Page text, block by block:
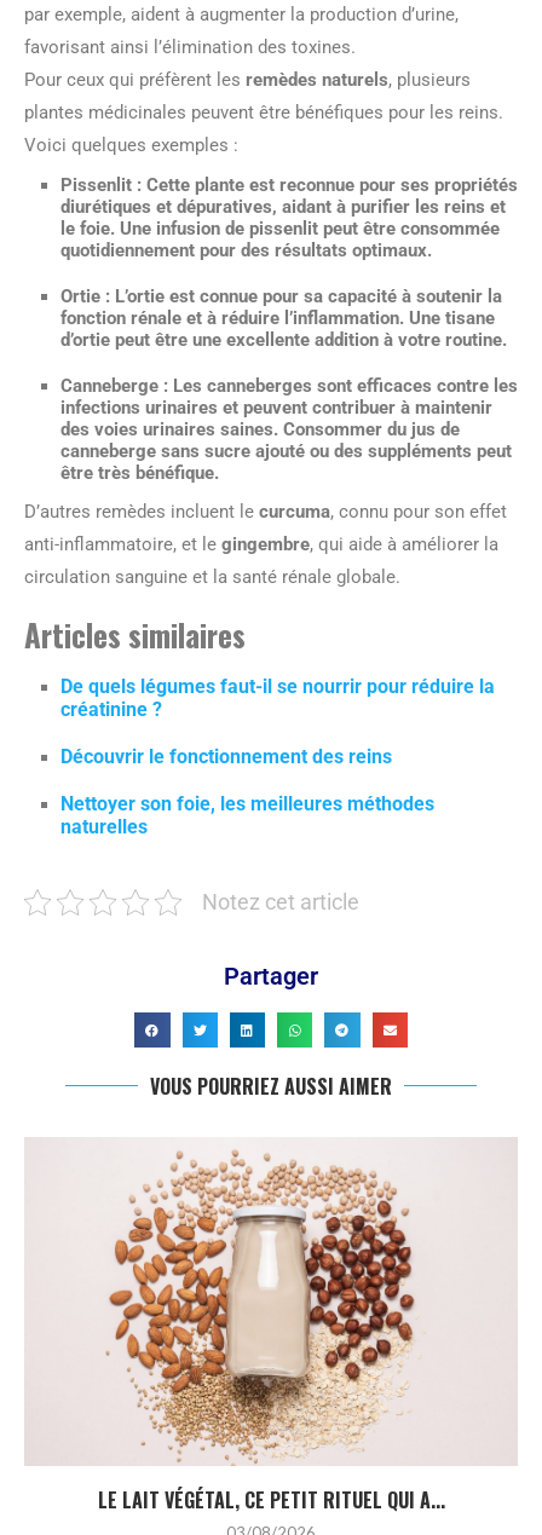
par exemple, aident à augmenter la production d’urine,
favorisant ainsi l’élimination des toxines.
Pour ceux qui préfèrent les remèdes naturels, plusieurs
plantes médicinales peuvent être bénéfiques pour les reins.
Voici quelques exemples :
Pissenlit : Cette plante est reconnue pour ses propriétés
diurétiques et dépuratives, aidant à purifier les reins et
le foie. Une infusion de pissenlit peut être consommée
quotidiennement pour des résultats optimaux.
Ortie : L’ortie est connue pour sa capacité à soutenir la
fonction rénale et à réduire l’inflammation. Une tisane
d’ortie peut être une excellente addition à votre routine.
Canneberge : Les canneberges sont efficaces contre les
infections urinaires et peuvent contribuer à maintenir
des voies urinaires saines. Consommer du jus de
canneberge sans sucre ajouté ou des suppléments peut
être très bénéfique.
D’autres remèdes incluent le curcuma, connu pour son effet
anti-inflammatoire, et le gingembre, qui aide à améliorer la
circulation sanguine et la santé rénale globale.
Articles similaires
De quels légumes faut-il se nourrir pour réduire la
créatinine ?
Découvrir le fonctionnement des reins
Nettoyer son foie, les meilleures méthodes
naturelles
Notez cet article
Partager
VOUS POURRIEZ AUSSI AIMER
LE LAIT VÉGÉTAL, CE PETIT RITUEL QUI A...